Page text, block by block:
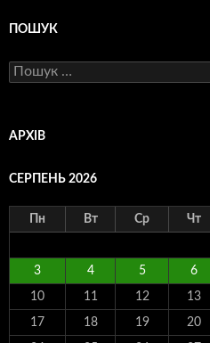
ПОШУК
Пошук:
АРХІВ
СЕРПЕНЬ 2026
Пн Вт Ср Чт
3 4 5 6
10 11 12 13
17 18 19 20